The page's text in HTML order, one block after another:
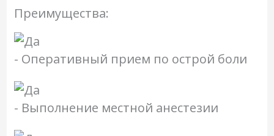
Преимущества:
- Оперативный прием по острой боли
- Выполнение местной анестезии